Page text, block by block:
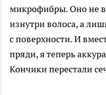
микрофибры. Оно не
изнутри волоса, а
с поверхности. И
пряди, я теперь
Кончики перестали